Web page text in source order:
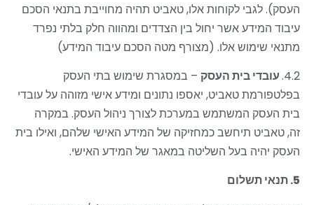
העסק). לגבי לקוחות אלו, טאביט תהיה מחוייבת בתנאי הסכם
עיבוד המידע אשר יחול בין הצדדים ומהווה חלק בלתי נפרד
מתנאי שימוש אלו. (מצורף מטה הסכם עיבוד המידע)
4.2. עובדי בית העסק – במסגרת שימוש בתי העסק
בפלטפורמת טאביט, יאספו נתונים ומידע אישי מזוהה על עובדי
בית העסק המשתמש במערכת לצורך ניהול העסק. במקרה
זה, טאביט תיחשב כמחזיקה של המידע האישי שלהם, ואילו בית
העסק יהיה בעל השליטה במאגר של המידע האישי.
5. תנאי תשלום